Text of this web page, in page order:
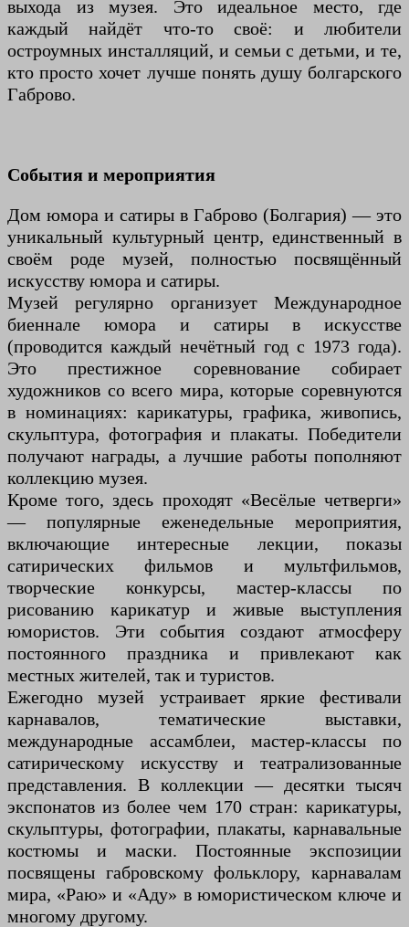
выхода из музея. Это идеальное место, где
каждый найдёт что-то своё: и любители
остроумных инсталляций, и семьи с детьми, и те,
кто просто хочет лучше понять душу болгарского
Габрово.
События и мероприятия
Дом юмора и сатиры в Габрово (Болгария) — это
уникальный культурный центр, единственный в
своём роде музей, полностью посвящённый
искусству юмора и сатиры.
Музей регулярно организует Международное
биеннале юмора и сатиры в искусстве
(проводится каждый нечётный год с 1973 года).
Это престижное соревнование собирает
художников со всего мира, которые соревнуются
в номинациях: карикатуры, графика, живопись,
скульптура, фотография и плакаты. Победители
получают награды, а лучшие работы пополняют
коллекцию музея.
Кроме того, здесь проходят «Весёлые четверги»
— популярные еженедельные мероприятия,
включающие интересные лекции, показы
сатирических фильмов и мультфильмов,
творческие конкурсы, мастер-классы по
рисованию карикатур и живые выступления
юмористов. Эти события создают атмосферу
постоянного праздника и привлекают как
местных жителей, так и туристов.
Ежегодно музей устраивает яркие фестивали
карнавалов, тематические выставки,
международные ассамблеи, мастер-классы по
сатирическому искусству и театрализованные
представления. В коллекции — десятки тысяч
экспонатов из более чем 170 стран: карикатуры,
скульптуры, фотографии, плакаты, карнавальные
костюмы и маски. Постоянные экспозиции
посвящены габровскому фольклору, карнавалам
мира, «Раю» и «Аду» в юмористическом ключе и
многому другому.